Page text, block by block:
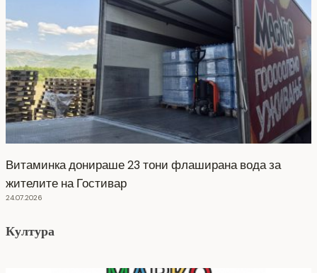
Витаминка донираше 23 тони флаширана вода за
жителите на Гостивар
24.07.2026
Култура